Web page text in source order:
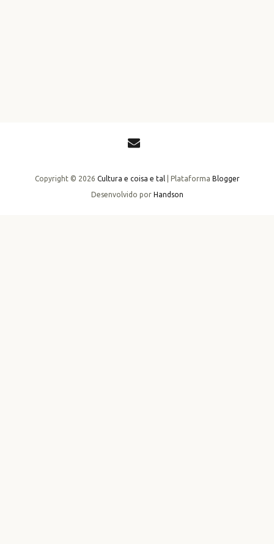
Copyright © 2026 Cultura e coisa e tal| Plataforma Blogger
Desenvolvido por Handson